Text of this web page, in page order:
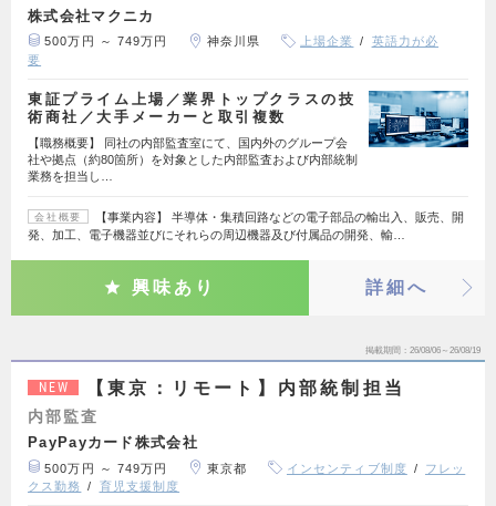
株式会社マクニカ
500万円 ～ 749万円 神奈川県 上場企業
英語力が必
要
東証プライム上場／業界トップクラスの技
術商社／大手メーカーと取引複数
【職務概要】 同社の内部監査室にて、国内外のグループ会
社や拠点（約80箇所）を対象とした内部監査および内部統制
業務を担当し…
会社概要
【事業内容】 半導体・集積回路などの電子部品の輸出入、販売、開
発、加工、電子機器並びにそれらの周辺機器及び付属品の開発、輸…
興味あり 詳細へ
掲載期間 26/08/06～26/08/19
NEW 【東京：リモート】内部統制担当
内部監査
PayPayカード株式会社
500万円 ～ 749万円 東京都 インセンティブ制度
フレッ
クス勤務
育児支援制度